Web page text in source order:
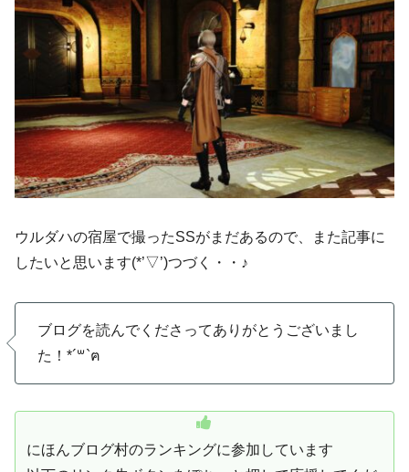
ウルダハの宿屋で撮ったSSがまだあるので、また記事に
したいと思います(*’▽’)つづく・・♪
ブログを読んでくださってありがとうございまし
た！*´꒳`ฅ
にほんブログ村のランキングに参加しています